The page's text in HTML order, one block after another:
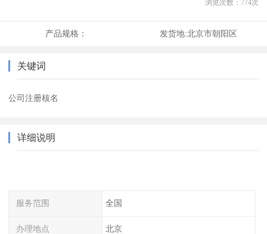
浏览次数： 774次
产品规格： 发货地:北京市朝阳区
关键词
公司注册核名
详细说明
服务范围 全国
办理地点 北京